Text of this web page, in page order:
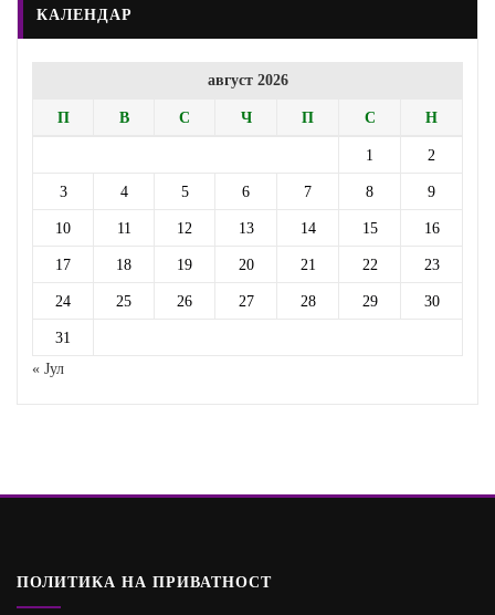
КАЛЕНДАР
август 2026
П В С Ч П С Н
1 2
3 4 5 6 7 8 9
10 11 12 13 14 15 16
17 18 19 20 21 22 23
24 25 26 27 28 29 30
31
« Јул
ПОЛИТИКА НА ПРИВАТНОСТ